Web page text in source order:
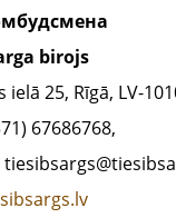
birojs
ielā 25, Rīgā, LV-
67686768,